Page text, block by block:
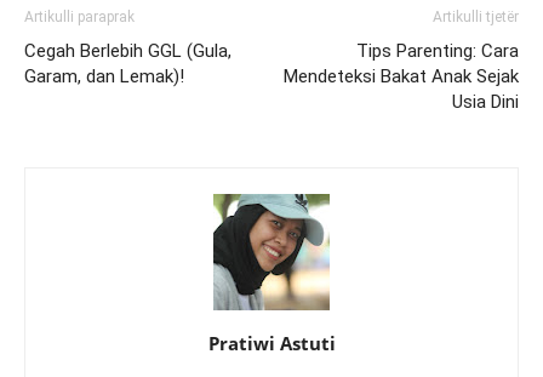
Artikulli paraprak
Cegah Berlebih GGL (Gula,
Garam, dan Lemak)!
Artikulli tjetër
Tips Parenting: Cara
Mendeteksi Bakat Anak Sejak
Usia Dini
Pratiwi Astuti